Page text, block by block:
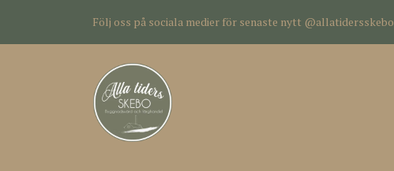
Följ oss på sociala medier för senaste nytt @allatidersskebo